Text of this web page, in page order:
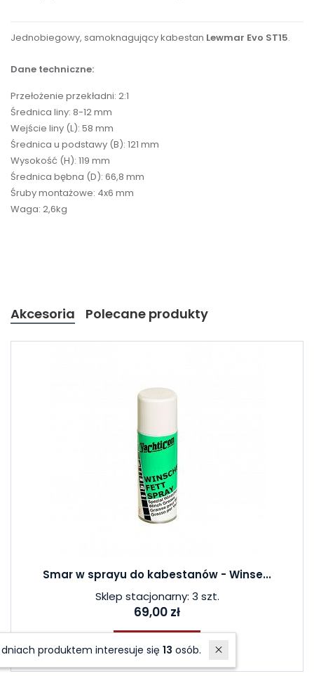
Jednobiegowy, samoknagujący kabestan Lewmar Evo ST15.
Dane techniczne:
Przełożenie przekładni: 2:1
Średnica liny: 8-12 mm
Wejście liny (L): 58 mm
Średnica u podstawy (B): 121 mm
Wysokość (H): 119 mm
Średnica bębna (D): 66,8 mm
Śruby montażowe: 4x6 mm
Waga: 2,6kg
Akcesoria Polecane produkty
Smar w sprayu do kabestanów - Winse...
Sklep stacjonarny: 3 szt.
69,00 zł
Do koszyka
W ostatnich 7 dniach produktem interesuje się